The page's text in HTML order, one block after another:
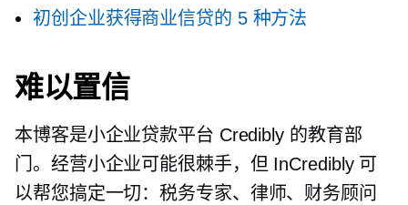
初创企业获得商业信贷的 5 种方法
难以置信
本博客是小企业贷款平台 Credibly 的教育部
门。经营小企业可能很棘手，但 InCredibly 可
以帮您搞定一切：税务专家、律师、财务顾问